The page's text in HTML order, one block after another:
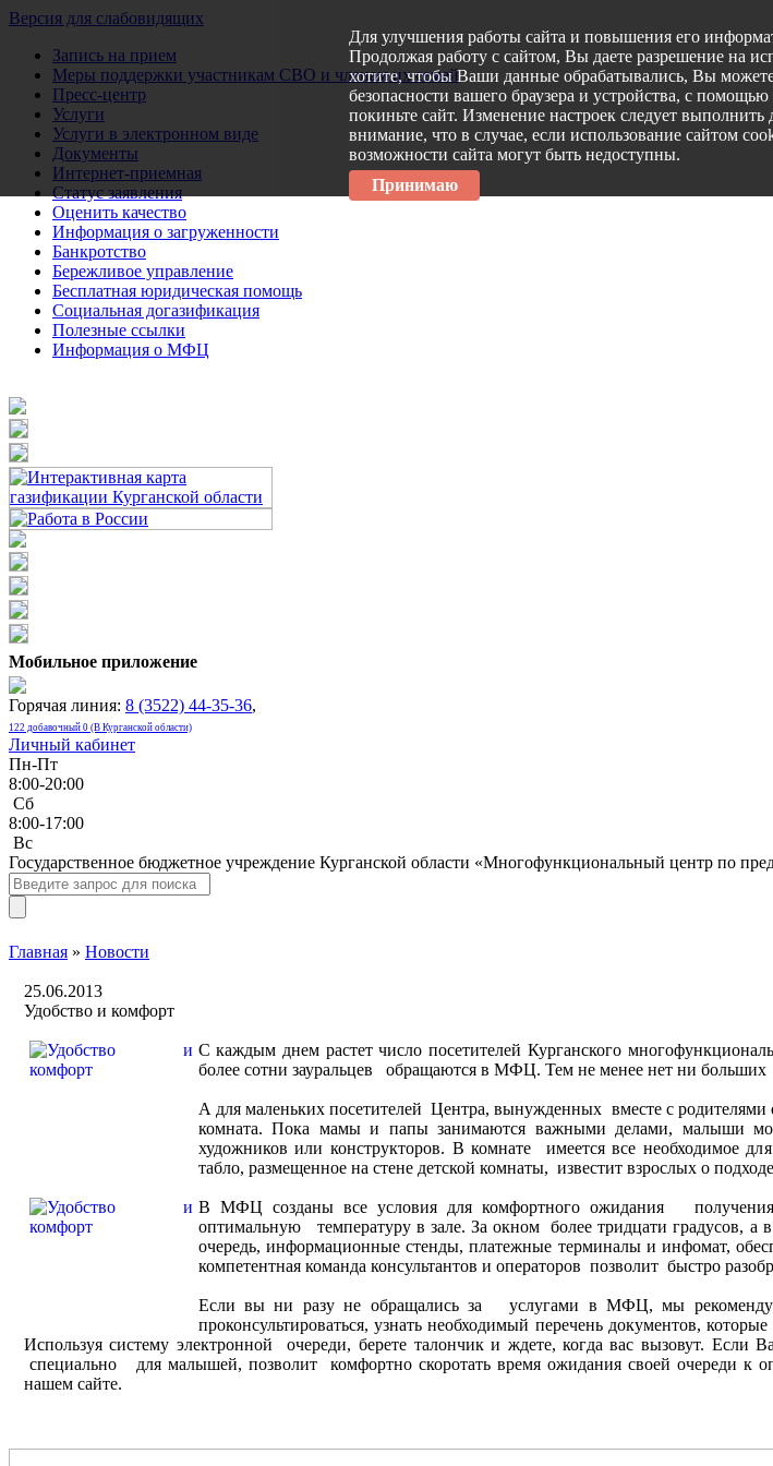
Версия для слабовидящих
Запись на прием
Меры поддержки участникам СВО и членам их семей
Пресс-центр
Услуги
Услуги в электронном виде
Документы
Интернет-приемная
Статус заявления
Оценить качество
Информация о загруженности
Банкротство
Бережливое управление
Бесплатная юридическая помощь
Социальная догазификация
Полезные ссылки
Информация о МФЦ
Мобильное приложение
Горячая линия: 8 (3522) 44-35-36,
122 добавочный 0 (В Курганской области)
Личный кабинет
Пн-Пт
8:00-20:00
Сб
8:00-17:00
Bc
Государственное бюджетное учреждение Курганской области «Многофункциональный центр по
Главная » Новости
25.06.2013
Удобство и комфорт
С каждым днем растет число посетителей Курганского
более сотни зауральцев обращаются в МФЦ. Тем не менее нет ни больших
А для маленьких посетителей Центра, вынужденных вместе с родителями
комната. Пока мамы и папы занимаются важными делами, малыши
художников или конструкторов. В комнате имеется все необходимое
табло, размещенное на стене детской комнаты, известит взрослых о
В МФЦ созданы все условия для комфортного ожидания
оптимальную температуру в зале. За окном более тридцати градусов,
очередь, информационные стенды, платежные терминалы и инфомат,
компетентная команда консультантов и операторов позволит быстро
Если вы ни разу не обращались за услугами в МФЦ, мы
проконсультироваться, узнать необходимый перечень документов,
Используя систему электронной очереди, берете талончик и ждете, когда вас вызовут. Если
специально для малышей, позволит комфортно скоротать время ожидания своей очереди к
нашем сайте.
Для улучшения работы сайта и повышения его
Продолжая работу с сайтом, Вы даете разрешение на
хотите, чтобы Ваши данные обрабатывались, Вы
безопасности вашего браузера и устройства, с
покиньте сайт. Изменение настроек следует выполнить
внимание, что в случае, если использование сайтом
возможности сайта могут быть недоступны.
Принимаю